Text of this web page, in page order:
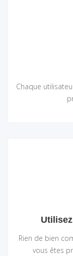
Chaque
Rien de bien
vous êtes